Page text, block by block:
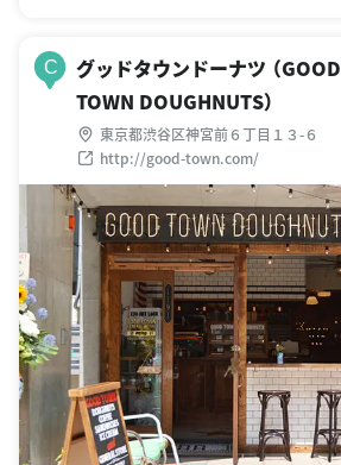
C
グッドタウンドーナツ （GOOD
TOWN DOUGHNUTS）
東京都渋谷区神宮前６丁目１３-６
http://good-town.com/